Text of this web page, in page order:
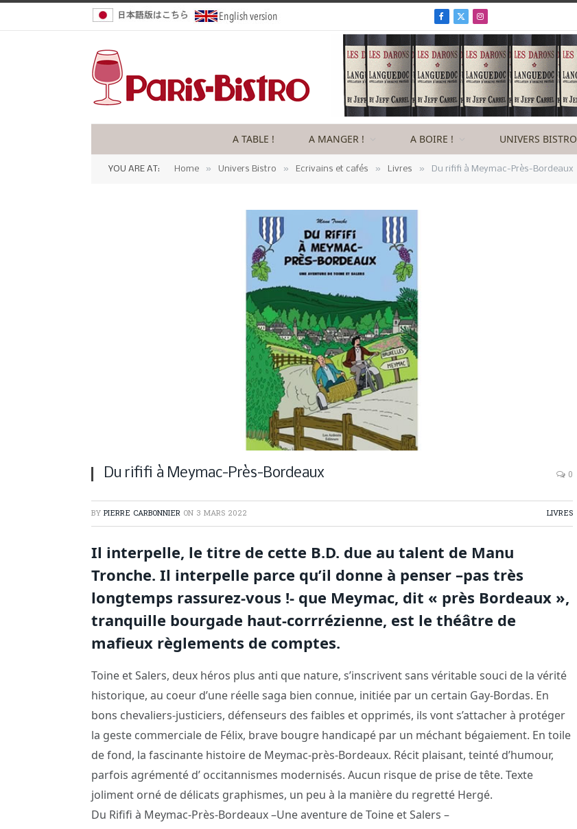
Facebook
X
(Twitter)
Instagram
A TABLE ! A MANGER ! A BOIRE ! UNIVERS BISTRO
YOU ARE AT: Home » Univers Bistro » Ecrivains et cafés » Livres » Du rififi à Meymac-Près-Bordeaux
Du rififi à Meymac-Près-Bordeaux 0
BY PIERRE CARBONNIER ON 3 MARS 2022 LIVRES
Il interpelle, le titre de cette B.D. due au talent de Manu
Tronche. Il interpelle parce qu’il donne à penser –pas très
longtemps rassurez-vous !- que Meymac, dit « près Bordeaux »,
tranquille bourgade haut-corrrézienne, est le théâtre de
mafieux règlements de comptes.
Toine et Salers, deux héros plus anti que nature, s’inscrivent sans véritable souci de la vérité
historique, au coeur d’une réelle saga bien connue, initiée par un certain Gay-Bordas. En
bons chevaliers-justiciers, défenseurs des faibles et opprimés, ils vont s’attacher à protéger
la geste commerciale de Félix, brave bougre handicapé par un méchant bégaiement. En toile
de fond, la fascinante histoire de Meymac-près-Bordeaux. Récit plaisant, teinté d’humour,
parfois agrémenté d’ occitannismes modernisés. Aucun risque de prise de tête. Texte
joliment orné de délicats graphismes, un peu à la manière du regretté Hergé.
Du Rififi à Meymac-Près-Bordeaux –Une aventure de Toine et Salers –